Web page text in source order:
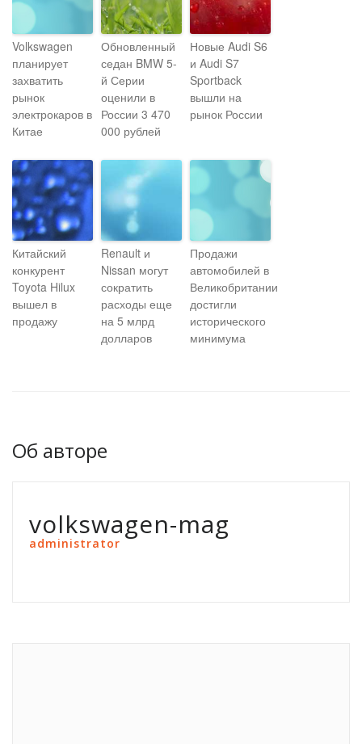
Volkswagen
планирует
захватить
рынок
электрокаров в
Китае
Обновленный
седан BMW 5-
й Серии
оценили в
России 3 470
000 рублей
Новые Audi S6
и Audi S7
Sportback
вышли на
рынок России
Китайский
конкурент
Toyota Hilux
вышел в
продажу
Renault и
Nissan могут
сократить
расходы еще
на 5 млрд
долларов
Продажи
автомобилей в
Великобритании
достигли
исторического
минимума
Об авторе
volkswagen-mag
administrator